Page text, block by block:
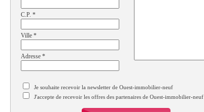
C.P. *
Ville *
Adresse *
Je souhaite recevoir la newsletter de Ouest-immobilier-neuf
J'accepte de recevoir les offres des partenaires de Ouest-immobilier-neuf